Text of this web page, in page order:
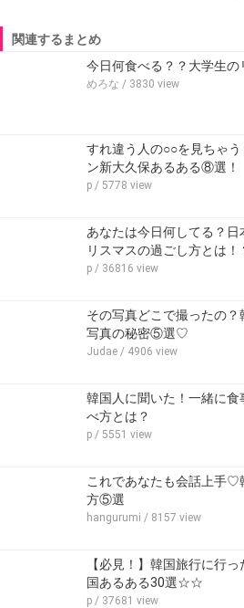
関連するまとめ
今日何食べる？？大学生
めろな / 3830 view
すれ違う人の○○を見ちゃ
ン新大久保あるある⑧選！
p / 5778 view
あなたは今日何してる？
リスマスの過ごし方とは！
p / 36816 view
その写真どこで撮ったの？
写真の秘密⑤選♡
Judae / 4906 view
韓国人に聞いた！一緒に
べ方とは？
p / 5551 view
これであなたも会話上手♡
方⑤選
hangurumi / 8157 view
【必見！】韓国旅行に行
国あるある30選☆☆
p / 37681 view